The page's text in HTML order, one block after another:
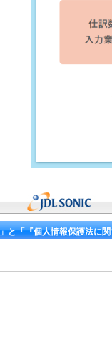
と「『個人情報保護法に